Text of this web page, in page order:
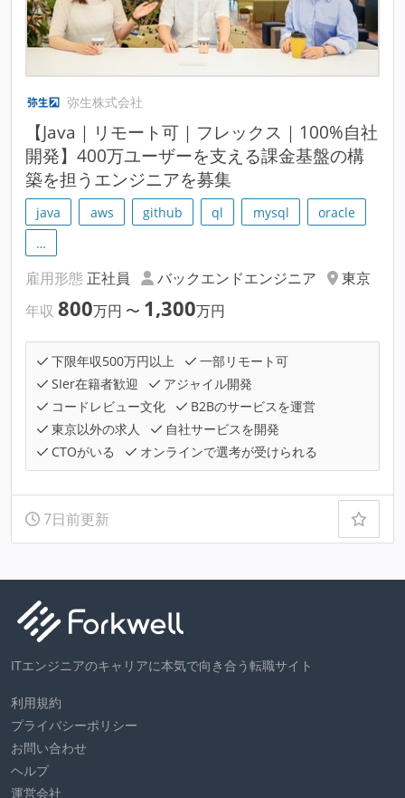
弥生株式会社
【Java｜リモート可｜フレックス｜100%自社
開発】400万ユーザーを支える課金基盤の構
築を担うエンジニアを募集
java aws github ql mysql
oracle
…
雇用形態 正社員 バックエンドエンジニア
東京
年収 800万円 〜 1,300万円
下限年収500万円以上
一部リモート可
SIer在籍者歓迎
アジャイル開発
コードレビュー文化
B2Bのサービスを運営
東京以外の求人
自社サービスを開発
CTOがいる
オンラインで選考が受けられる
7日前更新
ITエンジニアのキャリアに本気で向き合う転職サイト
利用規約
プライバシーポリシー
お問い合わせ
ヘルプ
運営会社